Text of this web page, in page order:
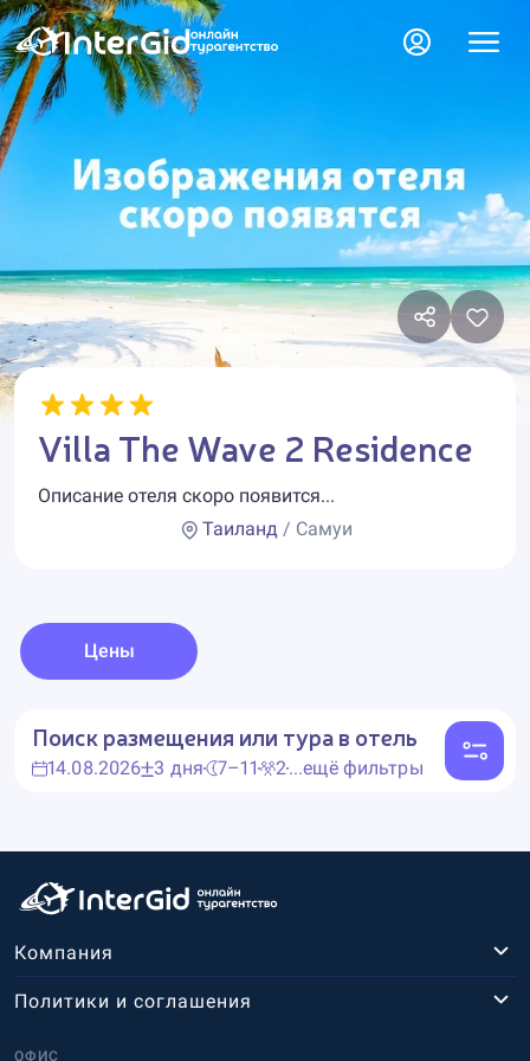
Villa The Wave 2 Residence
Описание отеля скоро появится...
Таиланд / Самуи
Цены
Поиск размещения или тура в отель
14.08.2026 3 дня 7–11 2...ещё фильтры
Компания
ОФИС
Политики и соглашения